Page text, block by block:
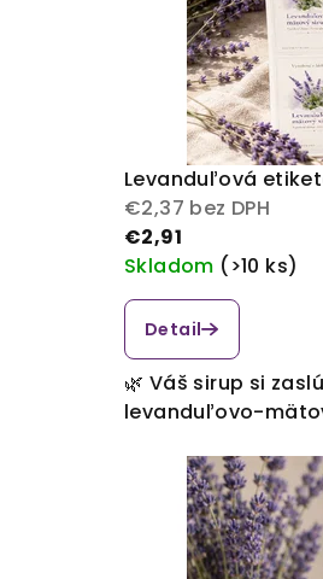
Levanduľová
€2,37 bez DPH
€2,91
Skladom (>10 ks)
Detail
🌿 Váš sirup si
levanduľovo-